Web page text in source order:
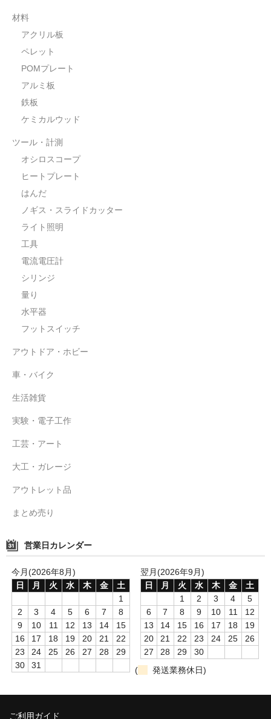
ノギス・スライドカッター
工具
シリンジ・シリンダ
量り
水平器
フットスイッチ
ヒートプレート
アウトドア・ホビー
車・バイク
生活雑貨
大工・ガレージ
アウトレット品
まとめ売り
材料
アクリル板
ペレット
POMプレート
アルミ板
鉄板
ケミカルウッド
ツール・計測
オシロスコープ
ヒートプレート
はんだ
ノギス・スライドカッター
ライト照明
工具
電流電圧計
シリンジ
量り
水平器
フットスイッチ
アウトドア・ホビー
車・バイク
生活雑貨
実験・電子工作
工芸・アート
大工・ガレージ
アウトレット品
まとめ売り
営業日カレンダー
今月(2026年8月)
日
月 火 水 木 金
土
1
2
3 4 5 6 7
8
9
10 11 12 13 14
15
16
17 18 19 20 21
22
23
24 25 26 27 28
29
30
31
翌月(2026年9月)
日
月 火 水 木 金
土
1
2 3 4
5
6
7 8 9 10 11
12
13
14 15 16 17 18
19
20
21 22 23 24 25
26
27
28 29
30
(
発送業務休日)
ご利用ガイド